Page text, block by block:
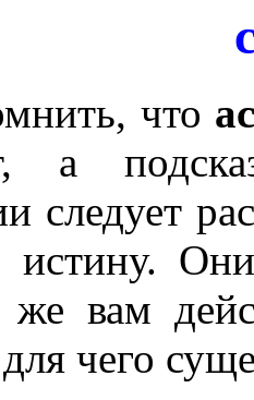
что
а
следует
истину.
же вам
чего